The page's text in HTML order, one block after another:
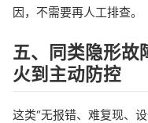
因，不需要再人工排查。
五、同类隐形故
火到主动防控
这类“无报错、难复现、